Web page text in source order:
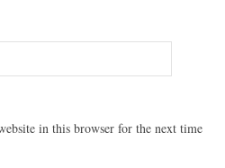
in this browser for the next time